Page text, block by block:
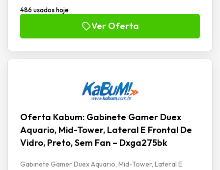
486 usados hoje
Ver Oferta
Oferta Kabum: Gabinete Gamer Duex
Aquario, Mid-Tower, Lateral E Frontal De
Vidro, Preto, Sem Fan – Dxga275bk
Gabinete Gamer Duex Aquario, Mid-Tower, Lateral E